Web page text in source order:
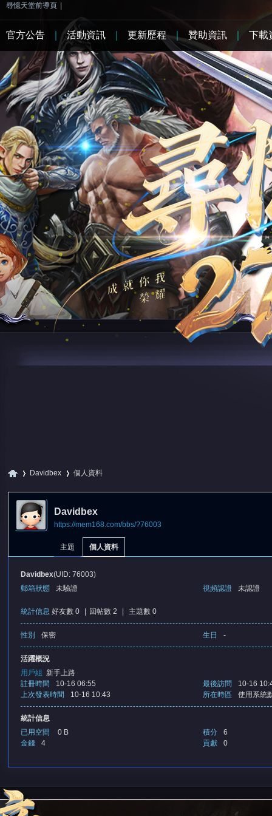
尋憶天堂前導頁
天
Davidbex
›
個人資料
Davidbex
https://mem168.com/bbs/?76003
主題 個人資料
Davidbex(UID: 76003)
郵箱狀態
未驗證 視頻認證 未認證
統計信息 好友數 0 回帖數 2 主題數 0
性別 保密 生日 -
活躍概況
用戶組
新手上路
註冊時間
10-16 06:55 最後訪問
10-16
上次發表時間
10-16 10:43 所在時區 使用系統
統計信息
已用空間
0 B 積分
6
金錢
4 貢獻 0